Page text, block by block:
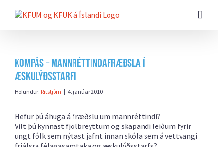
beint
Kompás – mannréttindafræðsla í
æskulýðsstarfi
Höfundur: Ritstjórn | 4. janúar 2010
Hefur þú áhuga á fræðslu um mannréttindi?
Vilt þú kynnast fjölbreyttum og skapandi leiðum fyrir
ungt fólk sem nýtast jafnt innan skóla sem á vettvangi